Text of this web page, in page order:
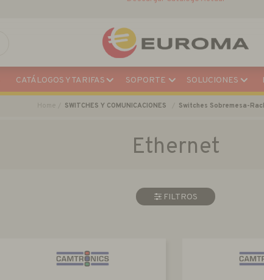
CATÁLOGOS Y TARIFAS SOPORTE SOLUCIONES
Home SWITCHES Y COMUNICACIONES Switches Sobremesa-
Ethernet
FILTROS